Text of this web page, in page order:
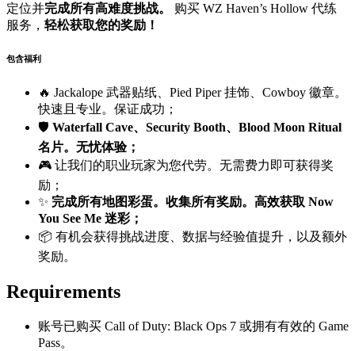
定位并完成所有高难度挑战。
购买 WZ Haven’s Hollow 代练
服务， 轻松获取您的奖励！
包含福利
🔥 Jackalope 武器贴纸、Pied Piper 挂饰、Cowboy 徽章。
快速且专业。保证成功；
🛡️ Waterfall Cave、Security Booth、Blood Moon Ritual
名片。无忧体验；
🎮 让我们的职业玩家为您代劳。无需费力即可获得奖
励；
✨ 完成所有地图彩蛋。收集所有奖励。高效获取 Now
You See Me 迷彩；
📦 有机会获得挑战进度、数据与经验值提升，以及额外
奖励。
Requirements
账号已购买 Call of Duty: Black Ops 7 或拥有有效的 Game
Pass。